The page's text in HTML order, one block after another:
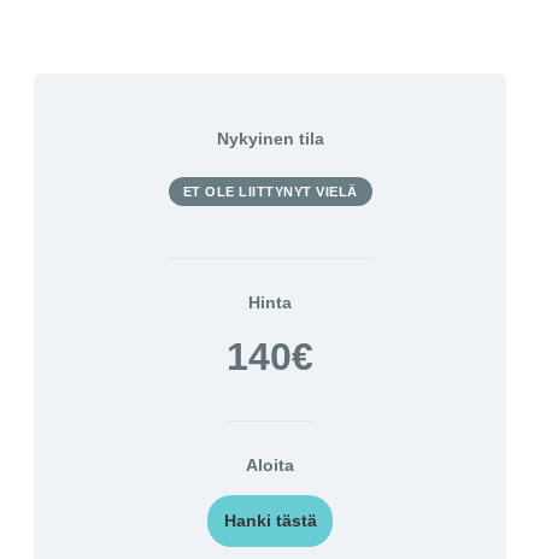
Nykyinen tila
ET OLE LIITTYNYT VIELÄ
Hinta
140€
Aloita
Hanki tästä